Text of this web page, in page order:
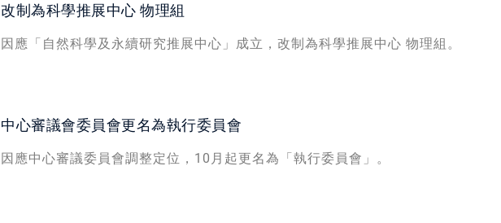
改制為科學推展中心 物理組
因應「自然科學及永續研究推展中心」成立，改制為科學推展中心 物理組。
中心審議會委員會更名為執行委員會
因應中心審議委員會調整定位，10月起更名為「執行委員會」。